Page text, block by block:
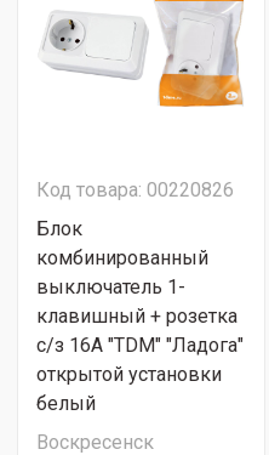
Код товара: 00220826
Блок
комбинированный
выключатель 1-
клавишный + розетка
c/з 16А "TDM" "Ладога"
открытой установки
белый
Воскресенск